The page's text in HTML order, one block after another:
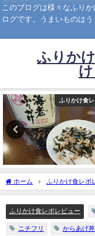
このブログは様々なふり
ログです。うまいものは
ふりか
ふりかけ食
ホーム ふりかけ食レポ
てみよう「唐揚げ丼風ふりか
ふりかけ食レポレビュー
ニチフリ からあげ